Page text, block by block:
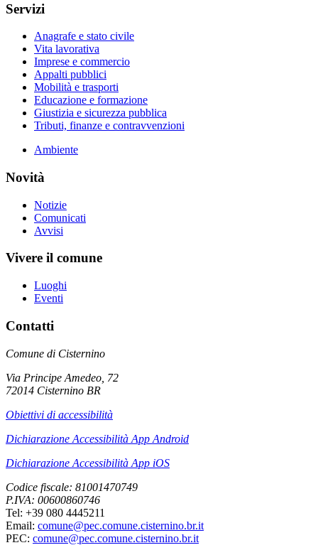
Servizi
Anagrafe e stato civile
Vita lavorativa
Imprese e commercio
Appalti pubblici
Mobilità e trasporti
Educazione e formazione
Giustizia e sicurezza pubblica
Tributi, finanze e contravvenzioni
Ambiente
Novità
Notizie
Comunicati
Avvisi
Vivere il comune
Luoghi
Eventi
Contatti
Comune di Cisternino
Via Principe Amedeo, 72
72014 Cisternino BR
Obiettivi di accessibilità
Dichiarazione Accessibilità App Android
Dichiarazione Accessibilità App iOS
Codice fiscale: 81001470749
P.IVA: 00600860746
Tel: +39 080 4445211
Email: comune@pec.comune.cisternino.br.it
PEC: comune@pec.comune.cisternino.br.it